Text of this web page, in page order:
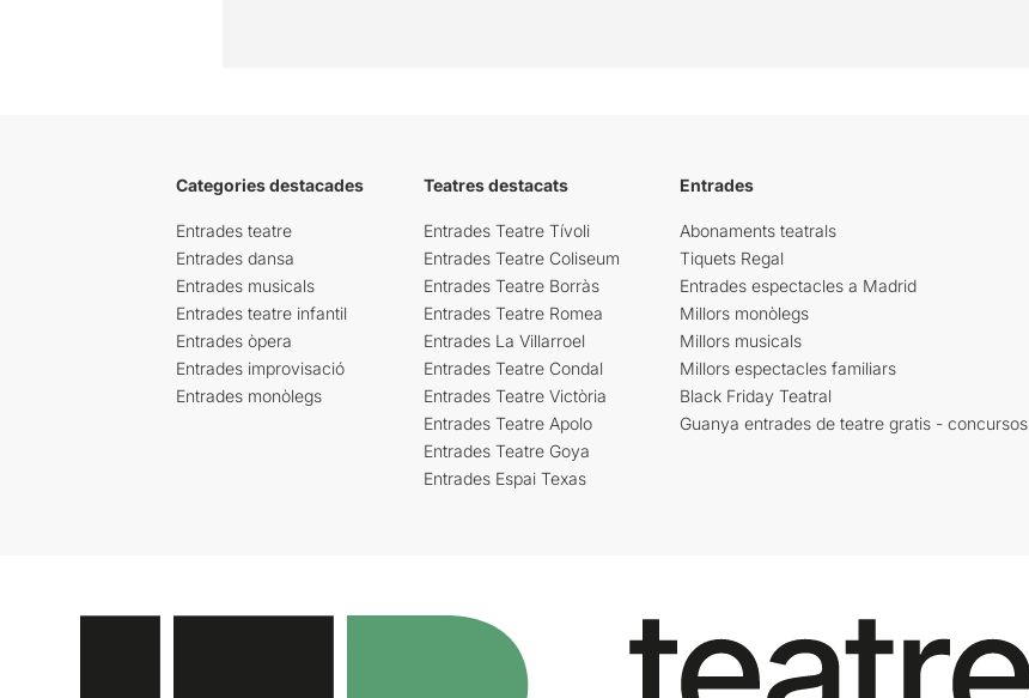
Categories destacades
Entrades teatre
Entrades dansa
Entrades musicals
Entrades teatre infantil
Entrades òpera
Entrades improvisació
Entrades monòlegs
Teatres destacats
Entrades Teatre Tívoli
Entrades Teatre Coliseum
Entrades Teatre Borràs
Entrades Teatre Romea
Entrades La Villarroel
Entrades Teatre Condal
Entrades Teatre Victòria
Entrades Teatre Apolo
Entrades Teatre Goya
Entrades Espai Texas
Entrades
Abonaments teatrals
Tiquets Regal
Entrades espectacles a Madrid
Millors monòlegs
Millors musicals
Millors espectacles familiars
Black Friday Teatral
Guanya entrades de teatre gratis - concursos